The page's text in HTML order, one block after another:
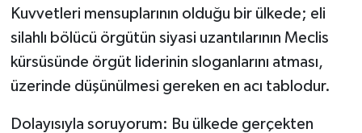
Kuvvetleri mensuplarının olduğu bir ülkede; eli
silahlı bölücü örgütün siyasi uzantılarının Meclis
kürsüsünde örgüt liderinin sloganlarını atması,
üzerinde düşünülmesi gereken en acı tablodur.
Dolayısıyla soruyorum: Bu ülkede gerçekten